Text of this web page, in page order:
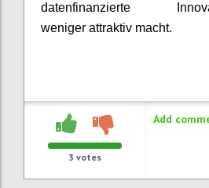
datenfinanzierte
weniger attraktiv macht.
3 votes
Add